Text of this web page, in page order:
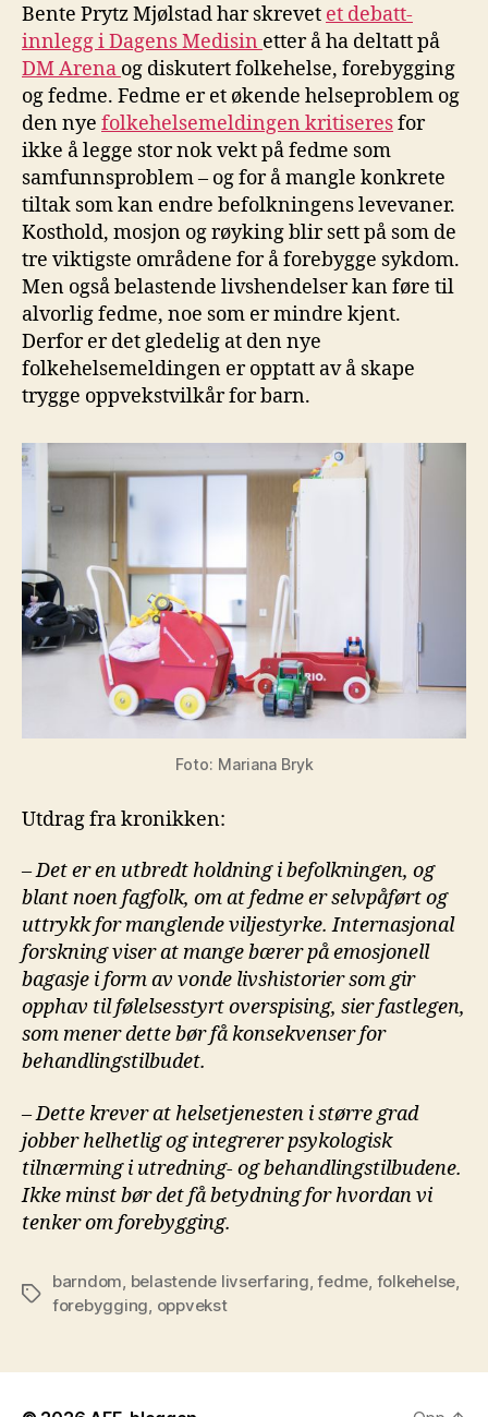
Bente Prytz Mjølstad har skrevet et debatt-
innlegg i Dagens Medisin etter å ha deltatt på
DM Arena og diskutert folkehelse, forebygging
og fedme. Fedme er et økende helseproblem og
den nye folkehelsemeldingen kritiseresfor
ikke å legge stor nok vekt på fedme som
samfunnsproblem – og for å mangle konkrete
tiltak som kan endre befolkningens levevaner.
Kosthold, mosjon og røyking blir sett på som de
tre viktigste områdene for å forebygge sykdom.
Men også belastende livshendelser kan føre til
alvorlig fedme, noe som er mindre kjent.
Derfor er det gledelig at den nye
folkehelsemeldingen er opptatt av å skape
trygge oppvekstvilkår for barn.
Foto: Mariana Bryk
Utdrag fra kronikken:
– Det er en utbredt holdning i befolkningen, og
blant noen fagfolk, om at fedme er selvpåført og
uttrykk for manglende viljestyrke. Internasjonal
forskning viser at mange bærer på emosjonell
bagasje i form av vonde livshistorier som gir
opphav til følelsesstyrt overspising, sier fastlegen,
som mener dette bør få konsekvenser for
behandlingstilbudet.
– Dette krever at helsetjenesten i større grad
jobber helhetlig og integrerer psykologisk
tilnærming i utredning- og behandlingstilbudene.
Ikke minst bør det få betydning for hvordan vi
tenker om forebygging.
Stikkord
barndom belastende livserfaring ,fedme folkehelse
forebygging oppvekst